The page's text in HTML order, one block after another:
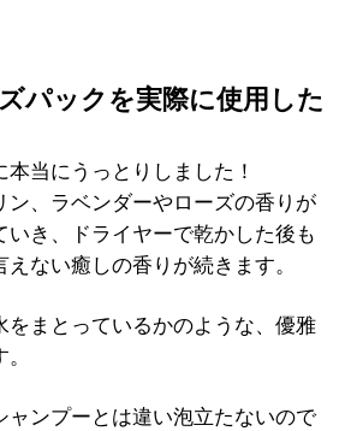
パックを実際に使用した
本当にうっとりしました！
ン、ラベンダーやローズの香りが
いき、ドライヤーで乾かした後も
ない癒しの香りが続きます。
をまとっているかのような、優雅
ャンプーとは違い泡立たないので